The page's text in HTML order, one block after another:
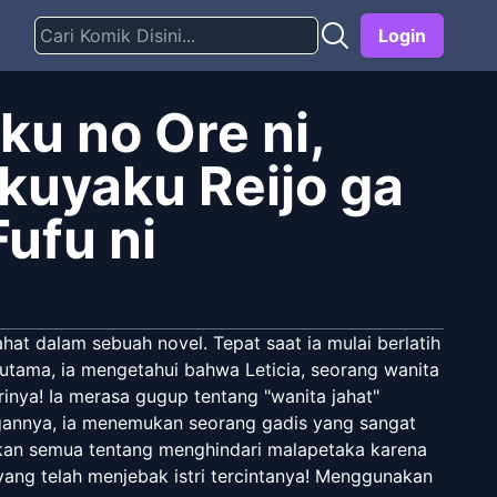
Login
no Ore ni,
Reijo ga
ni
dalam sebuah novel. Tepat saat ia mulai berlatih
ia mengetahui bahwa Leticia, seorang wanita
Ia merasa gugup tentang "wanita jahat"
ia menemukan seorang gadis yang sangat
semua tentang menghindari malapetaka karena
telah menjebak istri tercintanya! Menggunakan